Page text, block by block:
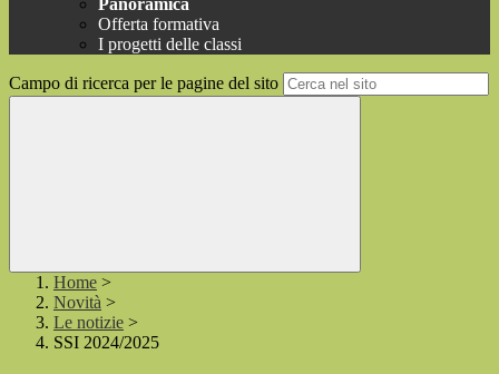
Panoramica
Offerta formativa
I progetti delle classi
Campo di ricerca per le pagine del sito
Home >
Novità >
Le notizie >
SSI 2024/2025